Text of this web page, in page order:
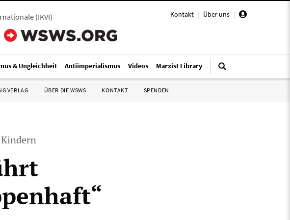
Kontakt | Über uns |
(IKVI)
& Ungleichheit Antiimperialismus Videos Marxist Library
VERLAG ÜBER DIE WSWS KONTAKT SPENDEN